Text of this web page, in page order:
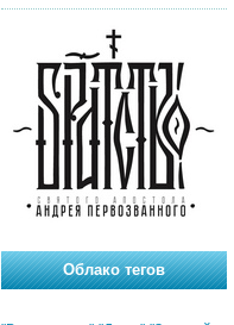
Облако тегов